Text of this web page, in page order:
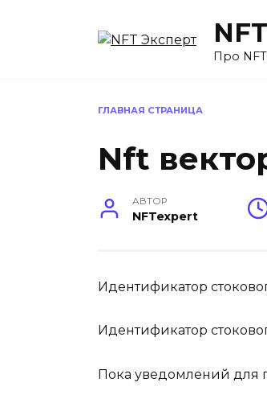
Про
ГЛАВНАЯ СТРАНИЦА
Nft
АВТОР
NFTexpert
Идентификатор
Идентификатор
Пока уведомлений для